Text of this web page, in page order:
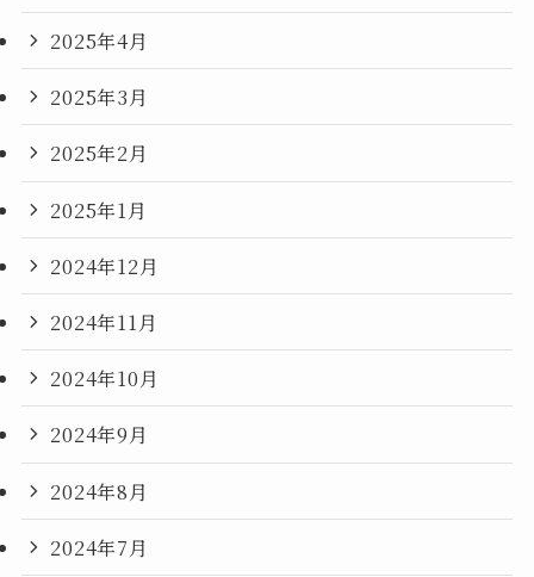
2025年4月
2025年3月
2025年2月
2025年1月
2024年12月
2024年11月
2024年10月
2024年9月
2024年8月
2024年7月